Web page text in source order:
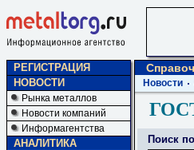
РЕГИСТРАЦИЯ
НОВОСТИ
Рынка металлов
Новости компаний
Информагентства
АНАЛИТИКА
Новости
Поиск